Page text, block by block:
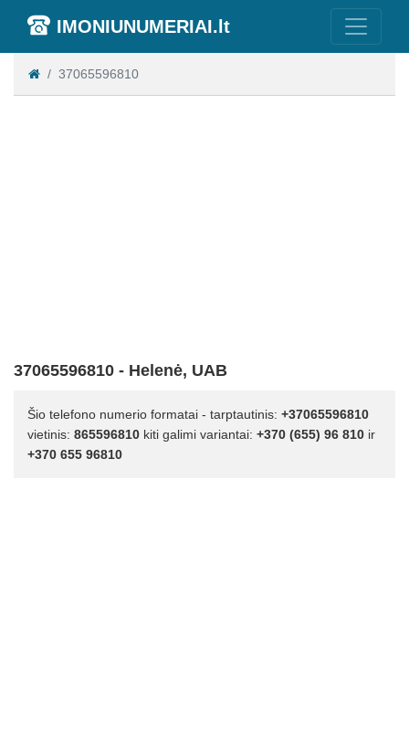
IMONIUNUMERIAI.lt
37065596810
37065596810 - Helenė, UAB
Šio telefono numerio formatai - tarptautinis: +37065596810
vietinis: 865596810 kiti galimi variantai: +370 (655) 96 810 ir
+370 655 96810